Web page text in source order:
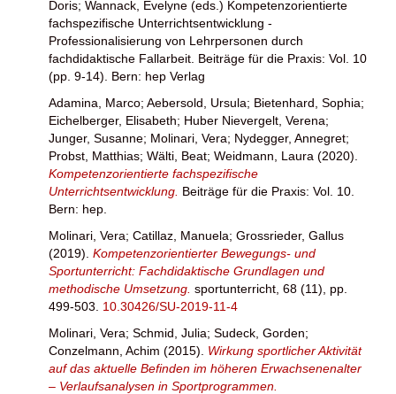
Doris; Wannack, Evelyne (eds.) Kompetenzorientierte
fachspezifische Unterrichtsentwicklung -
Professionalisierung von Lehrpersonen durch
fachdidaktische Fallarbeit. Beiträge für die Praxis: Vol. 10
(pp. 9-14). Bern: hep Verlag
Adamina, Marco; Aebersold, Ursula; Bietenhard, Sophia;
Eichelberger, Elisabeth; Huber Nievergelt, Verena;
Junger, Susanne; Molinari, Vera; Nydegger, Annegret;
Probst, Matthias; Wälti, Beat; Weidmann, Laura (2020).
Kompetenzorientierte fachspezifische
Unterrichtsentwicklung. Beiträge für die Praxis: Vol. 10.
Bern: hep.
Molinari, Vera; Catillaz, Manuela; Grossrieder, Gallus
(2019). Kompetenzorientierter Bewegungs- und
Sportunterricht: Fachdidaktische Grundlagen und
methodische Umsetzung. sportunterricht, 68 (11), pp.
499-503. 10.30426/SU-2019-11-4
Molinari, Vera; Schmid, Julia; Sudeck, Gorden;
Conzelmann, Achim (2015). Wirkung sportlicher Aktivität
auf das aktuelle Befinden im höheren Erwachsenenalter
– Verlaufsanalysen in Sportprogrammen.